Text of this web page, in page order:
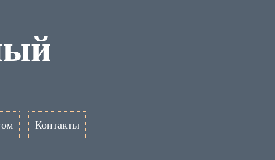
Контакты